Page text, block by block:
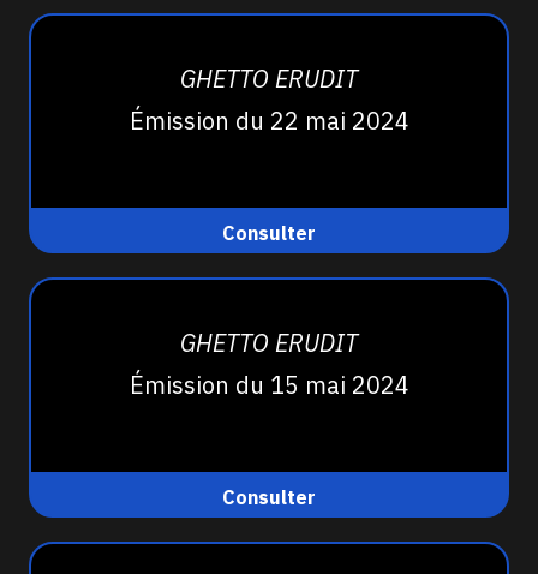
GHETTO ERUDIT
Émission du 22 mai 2024
Consulter
GHETTO ERUDIT
Émission du 15 mai 2024
Consulter